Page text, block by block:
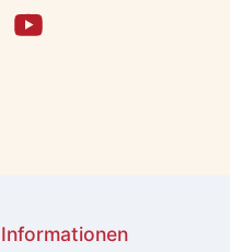
Informationen